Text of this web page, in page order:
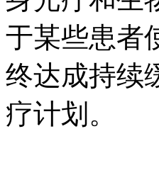
于某些患者
终达成持续
疗计划。